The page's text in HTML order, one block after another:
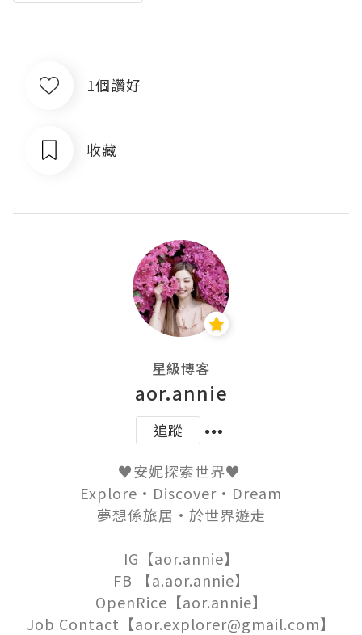
1個讚好
收藏
星級博客
aor.annie
追蹤
♥️安妮探索世界♥️
Explore·Discover·Dream
夢想係旅居·於世界遊走
IG【aor.annie】
FB 【a.aor.annie】
OpenRice【aor.annie】
Job Contact【aor.explorer@gmail.com】